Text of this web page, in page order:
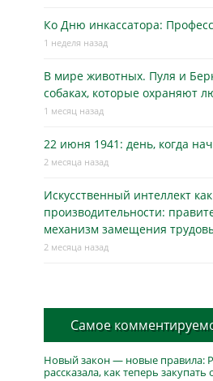
Ко Дню инкассатора:
1 неделя назад
В мире животных. Пуля и
собаках, которые охраняют
1 месяц назад
22 июня 1941: день, когда
2 месяца назад
Искусственный интеллект
производительности:
механизм замещения
2 месяца назад
Самое
Новый закон — новые правила:
рассказала, как теперь